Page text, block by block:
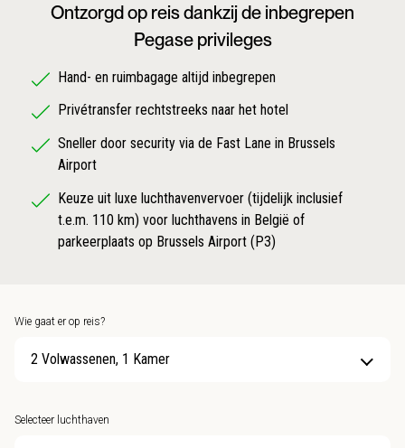
Ontzorgd op reis dankzij de inbegrepen
Pegase privileges
Hand- en ruimbagage altijd inbegrepen
Privétransfer rechtstreeks naar het hotel
Sneller door security via de Fast Lane in Brussels
Airport
Keuze uit luxe luchthavenvervoer (tijdelijk inclusief
t.e.m. 110 km) voor luchthavens in België of
parkeerplaats op Brussels Airport (P3)
Wie gaat er op reis?
2 Volwassenen, 1 Kamer
Selecteer luchthaven